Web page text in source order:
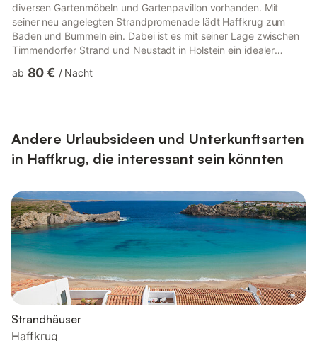
diversen Gartenmöbeln und Gartenpavillon vorhanden. Mit
seiner neu angelegten Strandpromenade lädt Haffkrug zum
Baden und Bummeln ein. Dabei ist es mit seiner Lage zwischen
Timmendorfer Strand und Neustadt in Holstein ein idealer
gelegenen Ferienwohnung bei uns bis zur Strandpromenade
Wohn-/Schlafzimmer (TV, Radio und...
ab 80 € / Nacht
Andere Urlaubsideen und Unterkunftsarten
in Haffkrug, die interessant sein könnten
Strandhäuser
Haffkrug